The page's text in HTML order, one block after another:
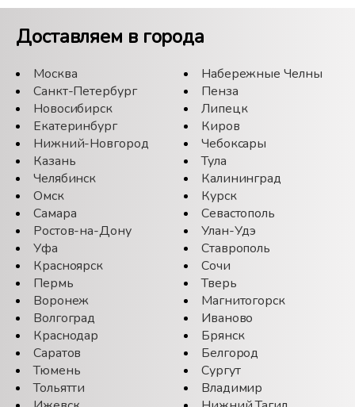
, а
Доставляем в города
Москва
Санкт-Петербург
Новосибирск
Екатеринбург
Нижний-Новгород
Казань
Челябинск
Омск
Самара
Ростов-на-Дону
Уфа
Красноярск
Пермь
Воронеж
Волгоград
Краснодар
Саратов
Тюмень
Тольятти
Набережные Челны
Пенза
Липецк
Киров
Чебоксары
Тула
Калининград
Курск
Севастополь
Улан-Удэ
Ставрополь
Сочи
Тверь
Магнитогорск
Иваново
Брянск
Белгород
Сургут
Владимир